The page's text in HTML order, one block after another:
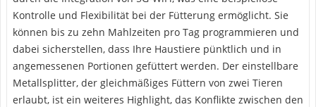
Kontrolle und Flexibilität bei der Fütterung ermöglicht. Sie
können bis zu zehn Mahlzeiten pro Tag programmieren und
dabei sicherstellen, dass Ihre Haustiere pünktlich und in
angemessenen Portionen gefüttert werden. Der einstellbare
Metallsplitter, der gleichmäßiges Füttern von zwei Tieren
erlaubt, ist ein weiteres Highlight, das Konflikte zwischen den